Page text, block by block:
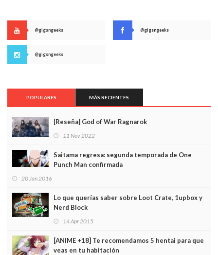
@gigsngeeks @gigsngeeks
@gigsngeeks
POPULARES MÁS RECIENTES
[Reseña] God of War Ragnarok
11 Nov 2022
Saitama regresa: segunda temporada de One
Punch Man confirmada
20 Jan 2016
Lo que querías saber sobre Loot Crate, 1upbox y
Nerd Block
14 Apr 2015
[ANIME +18] Te recomendamos 5 hentai para que
veas en tu habitación